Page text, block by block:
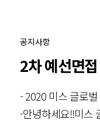
공지사항
2차 예선면
- 2020 미스 글로
-안녕하세요!!미스